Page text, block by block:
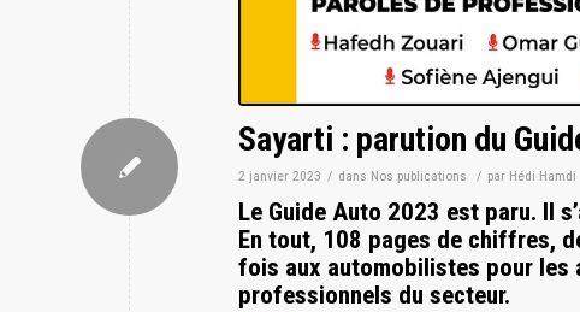
Sayarti : parution du
2 janvier 2023 / dans Nos publications / par Hédi Hamdi
Le Guide Auto 2023 est paru. Il
En tout, 108 pages de chiffres,
fois aux automobilistes pour les
professionnels du secteur.